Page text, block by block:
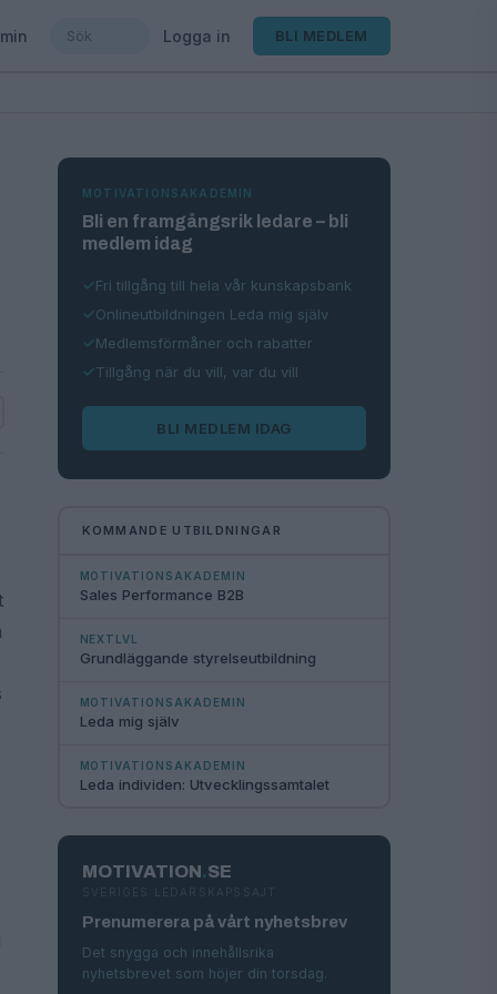
Logga in BLI MEDLEM
MOTIVATIONSAKADEMIN
Bli en framgångsrik ledare – bli
medlem idag
Fri tillgång till hela vår kunskapsbank
Onlineutbildningen Leda mig själv
Medlemsförmåner och rabatter
Tillgång när du vill, var du vill
BLI MEDLEM IDAG
KOMMANDE UTBILDNINGAR
MOTIVATIONSAKADEMIN
Sales Performance B2B
NEXTLVL
Grundläggande styrelseutbildning
MOTIVATIONSAKADEMIN
Leda mig själv
MOTIVATIONSAKADEMIN
Leda individen: Utvecklingssamtalet
MOTIVATION.SE
SVERIGES LEDARSKAPSSAJT
Prenumerera på vårt nyhetsbrev
Det snygga och innehållsrika
nyhetsbrevet som höjer din torsdag.